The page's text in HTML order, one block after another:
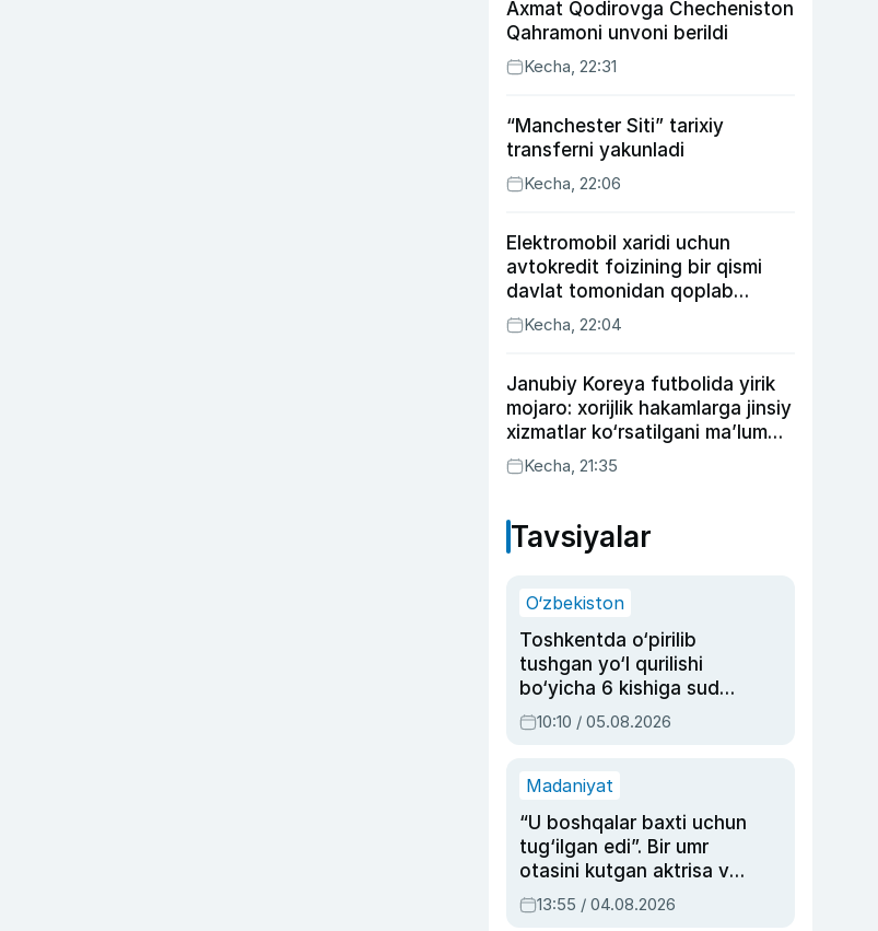
Axmat Qodirovga Checheniston
Qahramoni unvoni berildi
Kecha, 22:31
“Manchester Siti” tarixiy
transferni yakunladi
Kecha, 22:06
Elektromobil xaridi uchun
avtokredit foizining bir qismi
davlat tomonidan qoplab
berilishi mumkin
Kecha, 22:04
Janubiy Koreya futbolida yirik
mojaro: xorijlik hakamlarga jinsiy
xizmatlar ko‘rsatilgani ma’lum
qilindi
Kecha, 21:35
Tavsiyalar
O‘zbekiston
Toshkentda o‘pirilib
tushgan yo‘l qurilishi
bo‘yicha 6 kishiga sud
hukmi o‘qildi
10:10 / 05.08.2026
Madaniyat
“U boshqalar baxti uchun
tug‘ilgan edi”. Bir umr
otasini kutgan aktrisa va
dublyaj ustasi Rimma
Ahmedovaning
13:55 / 04.08.2026